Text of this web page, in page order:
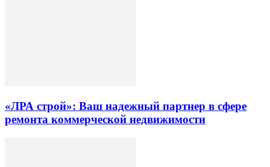
«ЛРА строй»: Ваш надежный партнер в сфере
ремонта коммерческой недвижимости